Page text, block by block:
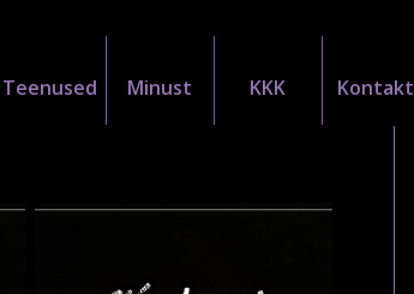
Teenused Minust KKK Kontakt